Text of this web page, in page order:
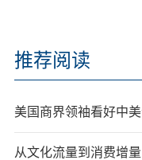
推荐阅读
美国商界领袖看好中
从文化流量到消费增